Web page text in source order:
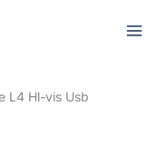
L4 Hl-vis Usb